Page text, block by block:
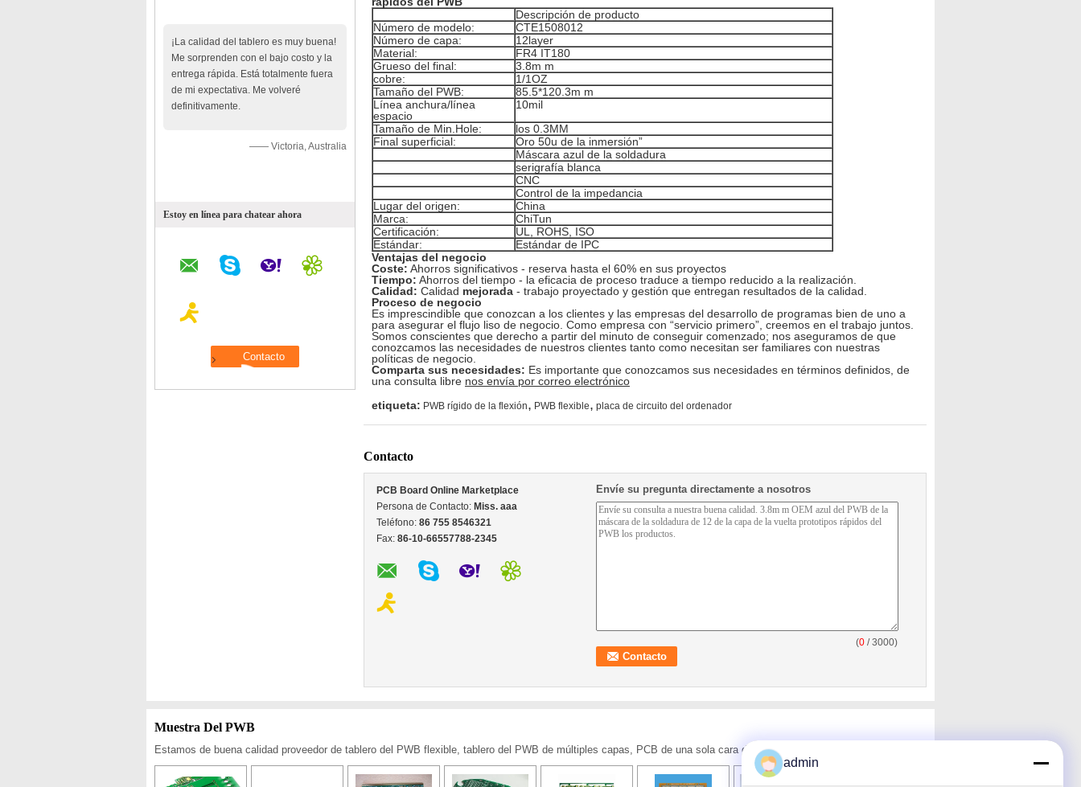
¡La calidad del tablero es muy buena!
Me sorprenden con el bajo costo y la
entrega rápida. Está totalmente fuera
de mi expectativa. Me volveré
definitivamente.
—— Victoria, Australia
Estoy en línea para chatear ahora
Descripción de producto
Número de modelo:
CTE1508012
Número de capa:
12layer
Material:
FR4 IT180
Grueso del final:
3.8m m
cobre:
1/1OZ
Tamaño del PWB:
85.5*120.3m m
Línea anchura/línea
espacio
10mil
Tamaño de Min.Hole:
los 0.3MM
Final superficial:
Oro 50u de la inmersión”
Máscara azul de la soldadura
serigrafía blanca
CNC
Control de la impedancia
Lugar del origen:
China
Marca:
ChiTun
Certificación:
UL, ROHS, ISO
Estándar:
Estándar de IPC
Ventajas del negocio
Coste: Ahorros significativos - reserva hasta el 60% en sus proyectos
Tiempo: Ahorros del tiempo - la eficacia de proceso traduce a tiempo reducido a la realización.
Calidad: Calidad mejorada - trabajo proyectado y gestión que entregan resultados de la calidad.
Proceso de negocio
Es imprescindible que conozcan a los clientes y las empresas del desarrollo de programas bien de uno a
para asegurar el flujo liso de negocio. Como empresa con “servicio primero”, creemos en el trabajo juntos.
Somos conscientes que derecho a partir del minuto de conseguir comenzado; nos aseguramos de que
conozcamos las necesidades de nuestros clientes tanto como necesitan ser familiares con nuestras
políticas de negocio.
Comparta sus necesidades: Es importante que conozcamos sus necesidades en términos definidos, de
una consulta libre nos envía por correo electrónico
etiqueta: PWB rígido de la flexión, PWB flexible, placa de circuito del ordenador
Contacto
PCB Board Online Marketplace
Persona de Contacto: Miss. aaa
Teléfono: 86 755 8546321
Fax: 86-10-66557788-2345
Envíe su pregunta directamente a nosotros
(0 / 3000)
Muestra Del PWB
Estamos de buena calidad proveedor de tablero del PWB flexible, tablero del PWB de múltiples capas, PCB de una sola cara de China.
admin